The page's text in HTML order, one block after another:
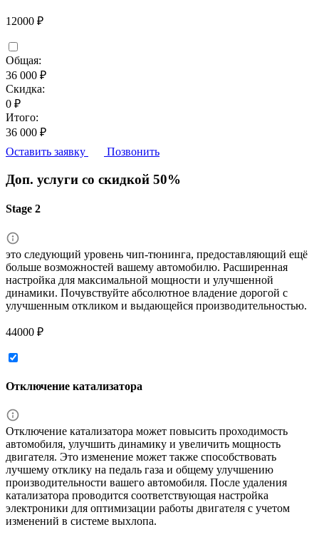
12000 ₽
Общая:
36 000 ₽
Скидка:
0 ₽
Итого:
36 000 ₽
Оставить заявку
Позвонить
Доп. услуги со скидкой 50%
Stage 2
это следующий уровень чип-тюнинга, предоставляющий ещё
больше возможностей вашему автомобилю. Расширенная
настройка для максимальной мощности и улучшенной
динамики. Почувствуйте абсолютное владение дорогой с
улучшенным откликом и выдающейся производительностью.
44000 ₽
Отключение катализатора
Отключение катализатора может повысить проходимость
автомобиля, улучшить динамику и увеличить мощность
двигателя. Это изменение может также способствовать
лучшему отклику на педаль газа и общему улучшению
производительности вашего автомобиля. После удаления
катализатора проводится соответствующая настройка
электроники для оптимизации работы двигателя с учетом
изменений в системе выхлопа.